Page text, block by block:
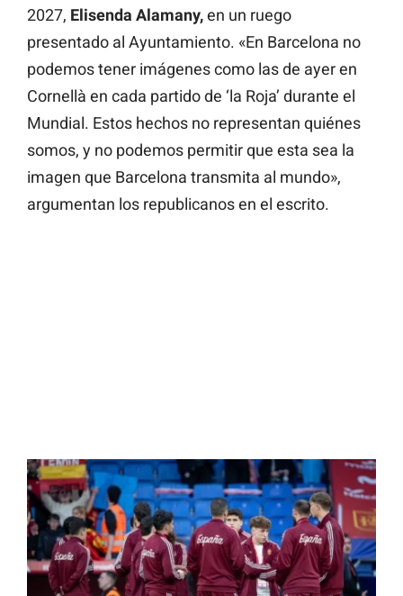
2027, Elisenda Alamany,en un ruego
presentado al Ayuntamiento. «En Barcelona no
podemos tener imágenes como las de ayer en
Cornellà en cada partido de ‘la Roja’ durante el
Mundial. Estos hechos no representan quiénes
somos, y no podemos permitir que esta sea la
imagen que Barcelona transmita al mundo»,
argumentan los republicanos en el escrito.